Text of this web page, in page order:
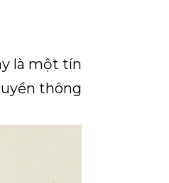
là một tín
thông